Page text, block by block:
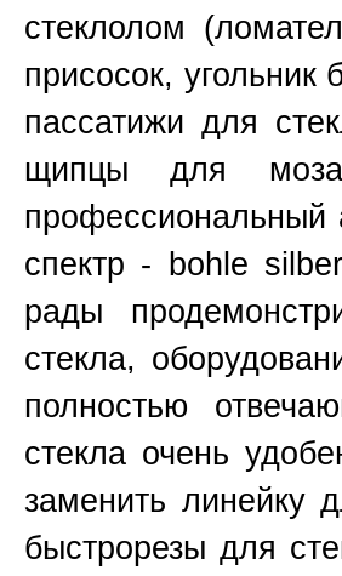
стеклолом
присосок, угольник
пассатижи для
щипцы для
профессиональный
спектр - bohle
рады
стекла,
полностью
стекла очень
заменить линейку
быстрорезы для